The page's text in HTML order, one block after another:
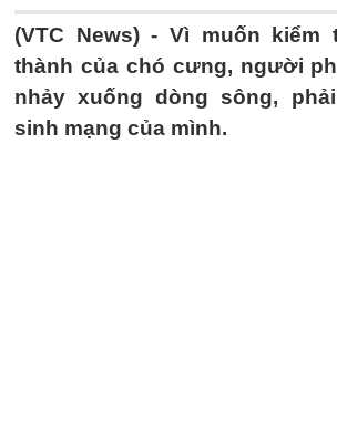
(VTC News) - Vì muốn kiểm
thành của chó cưng, người
nhảy xuống dòng sông,
sinh mạng của mình.